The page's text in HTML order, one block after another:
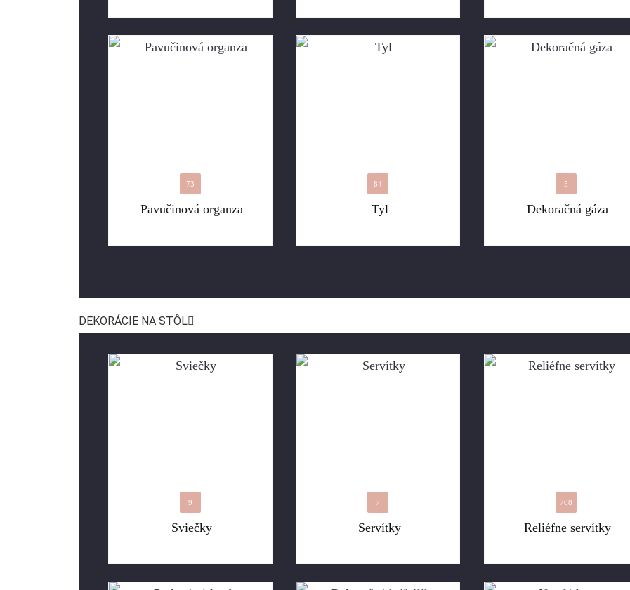
Pavučinová organza
73
Tyl
84
Dekoračná gáza
5
DEKORÁCIE NA STÔL
Sviečky
9
Servítky
7
Reliéfne servítky
708